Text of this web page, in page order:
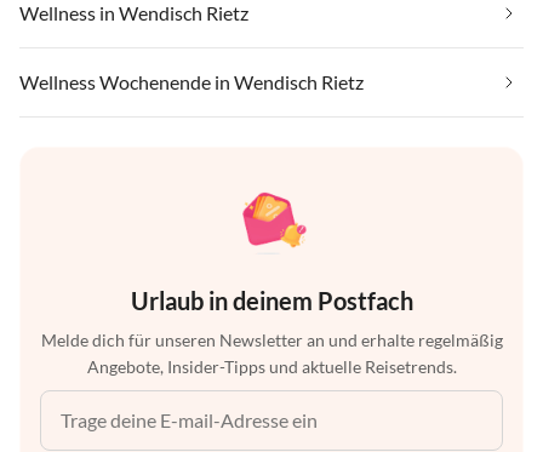
Wellness in Wendisch Rietz
Wellness Wochenende in Wendisch Rietz
Urlaub in deinem Postfach
Melde dich für unseren Newsletter an und erhalte regelmäßig
Angebote, Insider-Tipps und aktuelle Reisetrends.